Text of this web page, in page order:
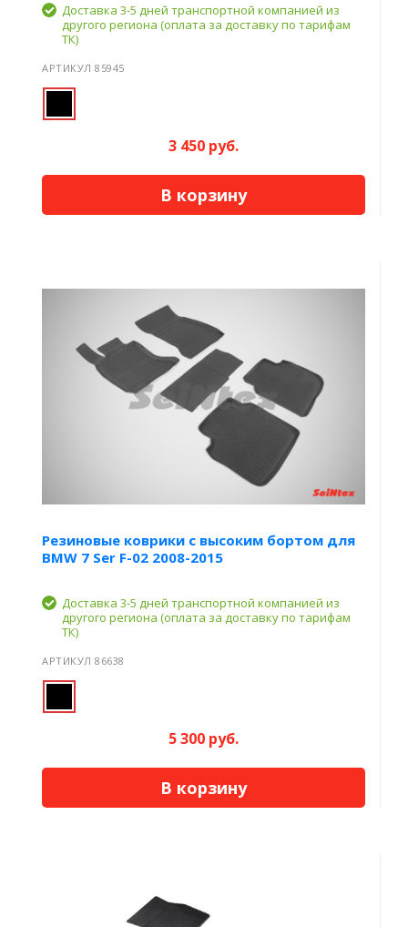
Доставка 3-5 дней транспортной компанией из
другого региона (оплата за доставку по тарифам
ТК)
АРТИКУЛ 85945
3 450 руб.
В корзину
Резиновые коврики с высоким бортом для
BMW 7 Ser F-02 2008-2015
Доставка 3-5 дней транспортной компанией из
другого региона (оплата за доставку по тарифам
ТК)
АРТИКУЛ 86638
5 300 руб.
В корзину